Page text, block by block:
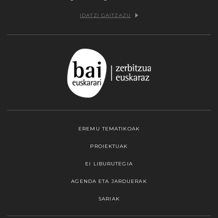
IDATZI GAITZAZU
EREMU TEMATIKOAK
PROIEKTUAK
EI LIBURUTEGIA
AGENDA ETA JARDUERAK
SARIAK